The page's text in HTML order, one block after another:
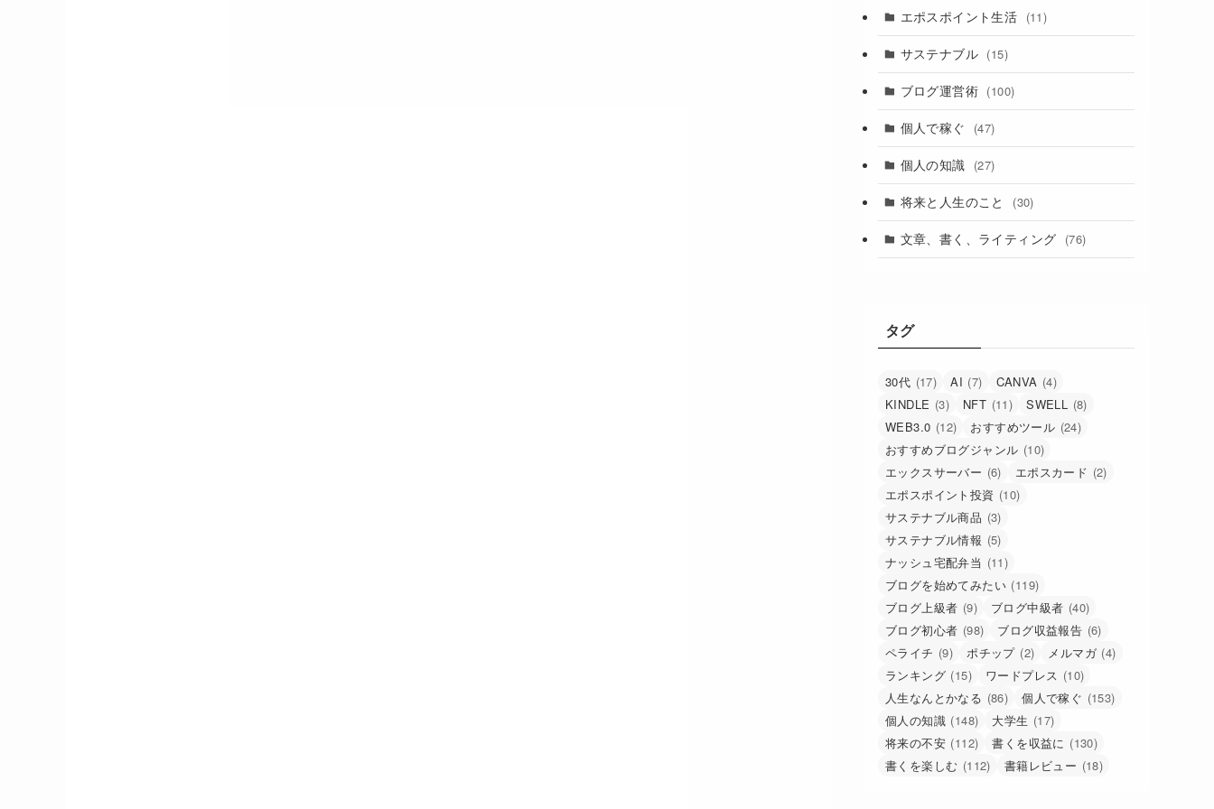
エポスポイント生活 (11)
サステナブル (15)
ブログ運営術 (100)
個人で稼ぐ (47)
個人の知識 (27)
将来と人生のこと (30)
文章、書く、ライティング (76)
タグ
30代 (17) AI (7) CANVA (4)
KINDLE (3) NFT (11) SWELL (8)
WEB3.0 (12) おすすめツール (24)
おすすめブログジャンル (10)
エックスサーバー (6) エポスカード (2)
エポスポイント投資 (10)
サステナブル商品 (3)
サステナブル情報 (5)
ナッシュ宅配弁当 (11)
ブログを始めてみたい (119)
ブログ上級者 (9) ブログ中級者 (40)
ブログ初心者 (98) ブログ収益報告 (6)
ペライチ (9) ポチップ (2) メルマガ (4)
ランキング (15) ワードプレス (10)
人生なんとかなる (86) 個人で稼ぐ (153)
個人の知識 (148) 大学生 (17)
将来の不安 (112) 書くを収益に (130)
書くを楽しむ (112) 書籍レビュー (18)